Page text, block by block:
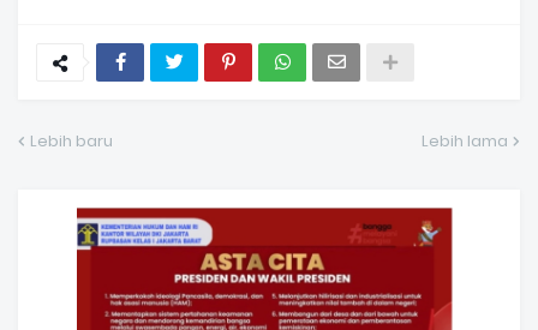
Lebih baru Lebih lama